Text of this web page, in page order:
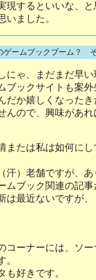
現するといいな、
いました。
ゲームブックブーム？
ゃ、まだまだ早い
ックサイトも案
だか嬉しくなったき
ので、興味があ
または私は如何に
）老舗ですが、
ムブック関連の記
最近ないですが
ーナーには、ソ
。
好きです。